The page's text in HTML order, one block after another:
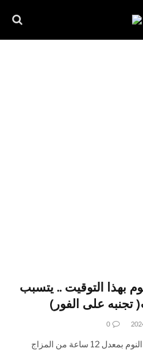
بهذا التوقيت .. يتسبب
على الفور)
0
يعاني الأشخاص الذين يتأخرون عن النوم بمعدل 12 ساعة من المزاج